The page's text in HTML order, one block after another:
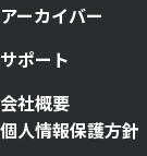
アーカイバー
サポート
会社概要
個人情報保護方針